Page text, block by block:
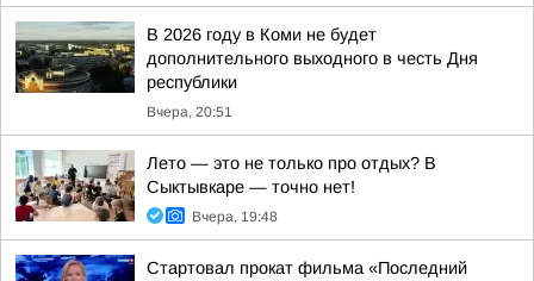
В 2026 году в Коми не будет
дополнительного выходного в честь Дня
республики
Вчера, 20:51
Лето — это не только про отдых? В
Сыктывкаре — точно нет!
Вчера, 19:48
Стартовал прокат фильма «Последний